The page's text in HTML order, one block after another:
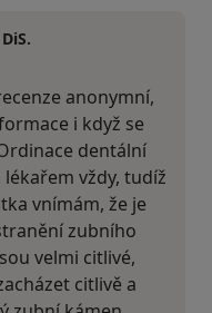
anonymní,
i když se
dentální
vždy, tudíž
vnímám, že je
zubního
velmi citlivé,
citlivě a